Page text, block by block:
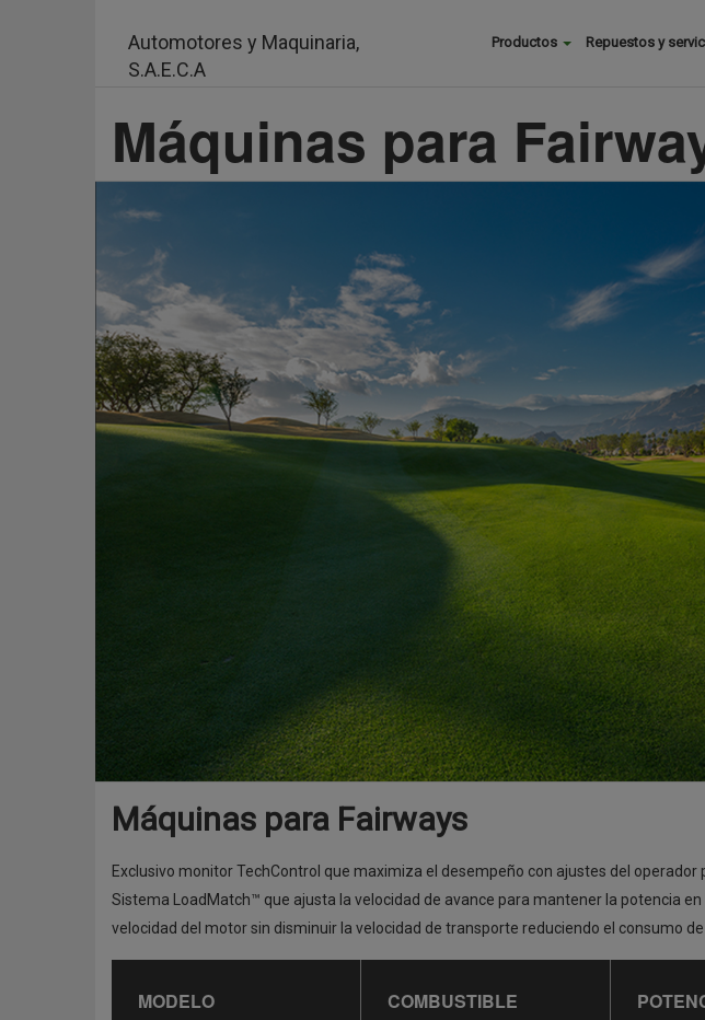
Automotores y Maquinaria,
S.A.E.C.A
Productos Repuestos y
Máquinas para
Máquinas para Fairways
Exclusivo monitor TechControl que maximiza el desempeño con ajustes del operador
Sistema LoadMatch™ que ajusta la velocidad de avance para mantener la potencia
velocidad del motor sin disminuir la velocidad de transporte reduciendo el consumo
MODELO COMBUSTIBLE